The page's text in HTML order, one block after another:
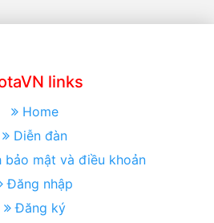
links
Home
Diễn đàn
bảo mật và điều khoản
Đăng nhập
Đăng ký